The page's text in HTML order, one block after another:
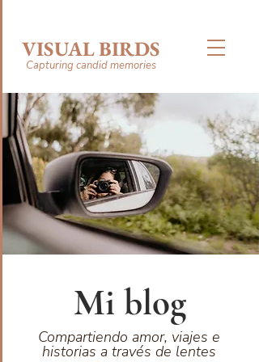
VISUAL BIRDS
Capturing candid memories
Mi blog
Compartiendo amor, viajes e
historias a través de lentes